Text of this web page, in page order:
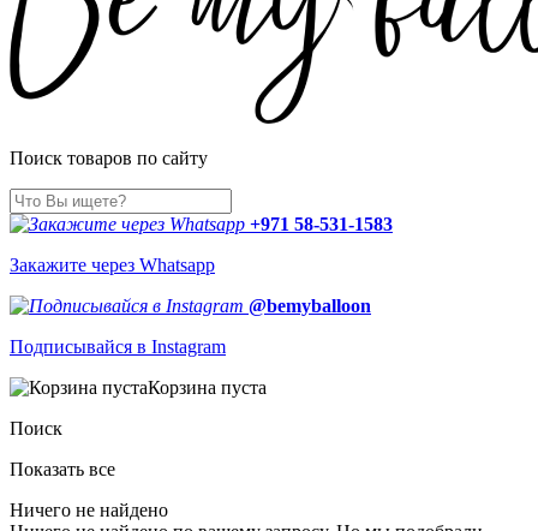
Поиск товаров по сайту
+971 58-531-1583
Закажите через Whatsapp
@bemyballoon
Подписывайся в Instagram
Корзина пуста
Поиск
Показать все
Ничего не найдено